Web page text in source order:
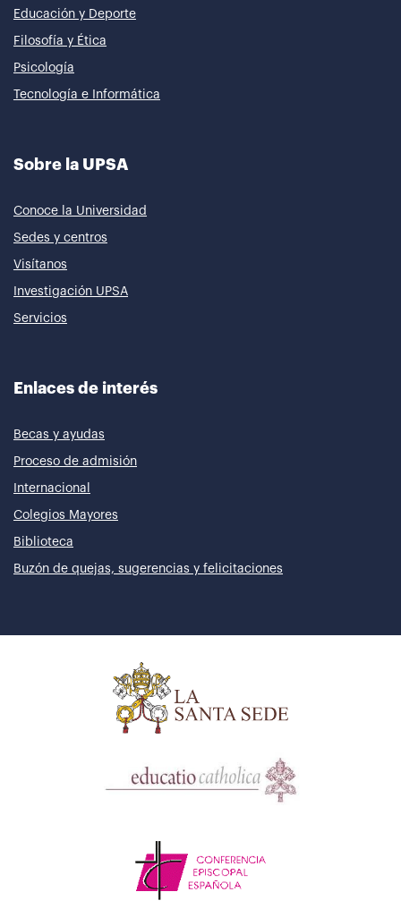
Educación y Deporte
Filosofía y Ética
Psicología
Tecnología e Informática
Sobre la UPSA
Conoce la Universidad
Sedes y centros
Visítanos
Investigación UPSA
Servicios
Enlaces de interés
Becas y ayudas
Proceso de admisión
Internacional
Colegios Mayores
Biblioteca
Buzón de quejas, sugerencias y felicitaciones